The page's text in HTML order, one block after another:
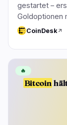
gestartet –
Goldoptionen
CoinDesk
Bitcoin
🔥